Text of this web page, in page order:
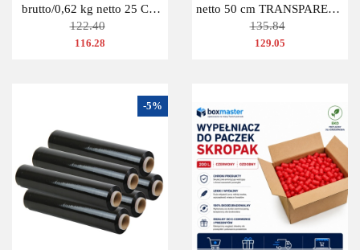
brutto/0,62 kg netto 25 CM
CZARNA
122.40
116.28
netto 50 cm TRANSPARENT
BEZBARWNA
135.84
129.05
-5%